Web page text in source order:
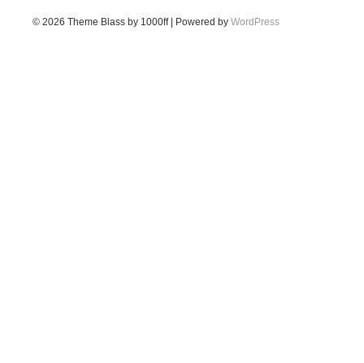
© 2026 Theme Blass by 1000ff | Powered by WordPress